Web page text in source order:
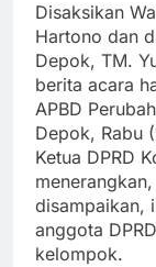
Disaksikan
Hartono dan
Depok, TM.
berita acara
APBD
Depok, Rabu
Ketua DPRD
disampaikan,
anggota
kelompok.